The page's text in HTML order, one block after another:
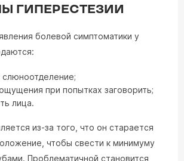
ГИПЕРЕСТЕЗИИ
болевой симптоматики у
слюноотделение;
при попытках заговорить;
лица.
из-за того, что он старается
чтобы свести к минимуму
Проблематичной становится